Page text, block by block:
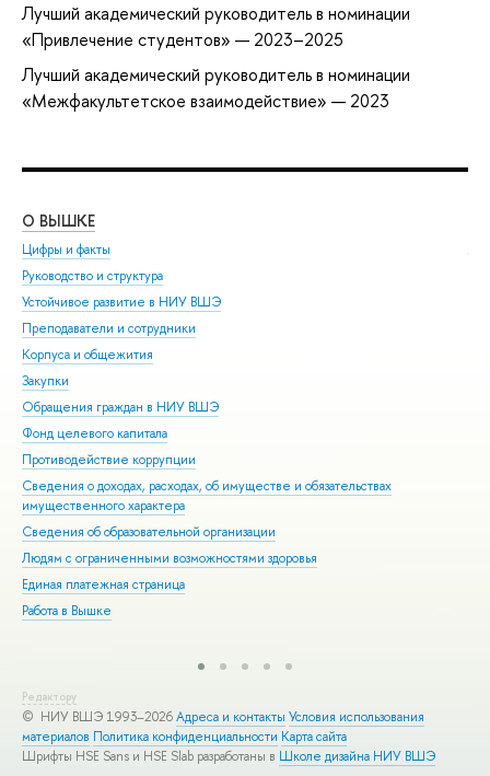
Лучший академический руководитель в номинации
«Привлечение студентов» — 2023–2025
Лучший академический руководитель в номинации
«Межфакультетское взаимодействие» — 2023
О ВЫШКЕ
Цифры и факты
Руководство и структура
Устойчивое развитие в НИУ ВШЭ
Преподаватели и сотрудники
Корпуса и общежития
Закупки
Обращения граждан в НИУ ВШЭ
Фонд целевого капитала
Противодействие коррупции
Сведения о доходах, расходах, об имуществе и обязательствах
имущественного характера
Сведения об образовательной организации
Людям с ограниченными возможностями здоровья
Единая платежная страница
Работа в Вышке
Редактору
© НИУ ВШЭ 1993–2026Адреса и контакты Условия использования
материалов Политика конфиденциальности Карта сайта
Шрифты HSE Sans и HSE Slab разработаны в Школе дизайна НИУ ВШЭ